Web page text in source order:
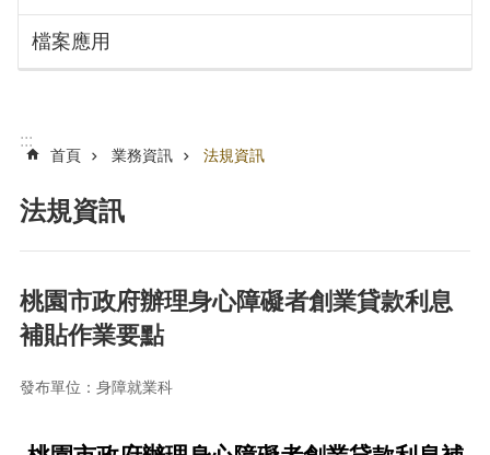
訊
息
公
識
動
局
關
通
訊
業
資
檔案應用
:::
首頁 業務資訊 法規資訊
法規資訊
桃園市政府辦理身心障礙者創業貸款利息
補貼作業要點
發布單位：身障就業科